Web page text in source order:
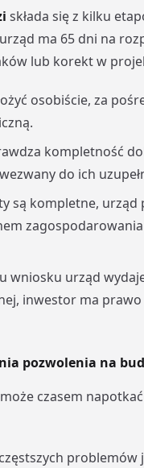
składa się z kilku
ma 65 dni na
lub korekt w
osobiście, za
kompletność
do ich
są kompletne, urząd
wniosku urząd
inwestor ma prawo
pozwolenia na
czasem